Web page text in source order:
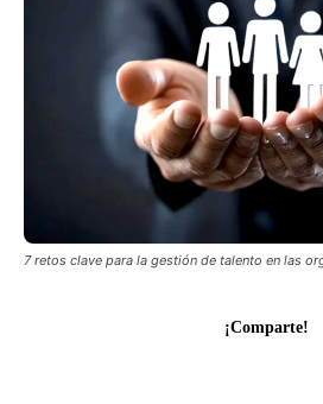
7 retos clave para la gestión de talento en las
¡Comparte!